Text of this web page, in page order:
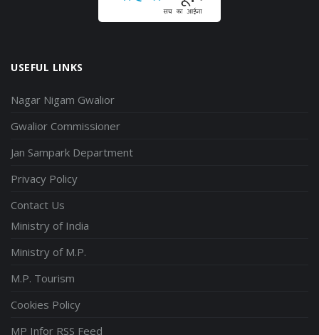
USEFUL LINKS
Nagar Nigam Gwalior
Gwalior Commissioner
Jan Sampark Department
Privacy Policy
Contact Us
Ministry of India
Ministry of M.P.
M.P. Tourism
Cookies Policy
MP Infor RSS Feed